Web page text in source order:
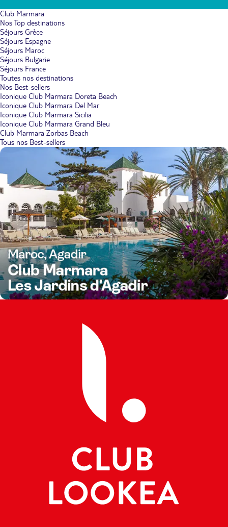
Club Marmara
Nos Top destinations
Séjours Grèce
Séjours Espagne
Séjours Maroc
Séjours Bulgarie
Séjours France
Toutes nos destinations
Nos Best-sellers
Iconique Club Marmara Doreta Beach
Iconique Club Marmara Del Mar
Iconique Club Marmara Sicilia
Iconique Club Marmara Grand Bleu
Club Marmara Zorbas Beach
Tous nos Best-sellers